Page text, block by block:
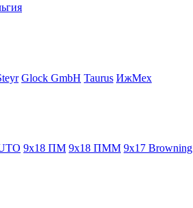
Glock GmbH Taurus ИжМех
9x18 ПМ 9x18 ПММ 9x17 Browning